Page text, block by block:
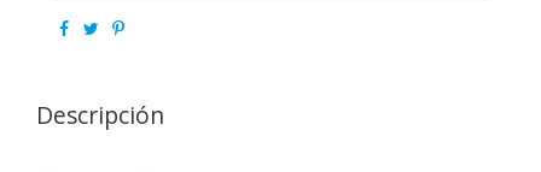
Descripción